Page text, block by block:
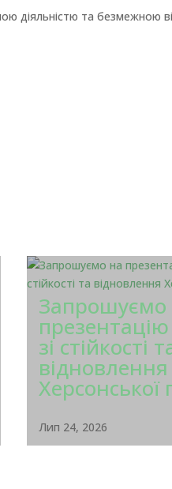
діяльністю та безмежною
Запрошуємо
зі стійкості
відновлення
Херсонської
Лип 24, 2026